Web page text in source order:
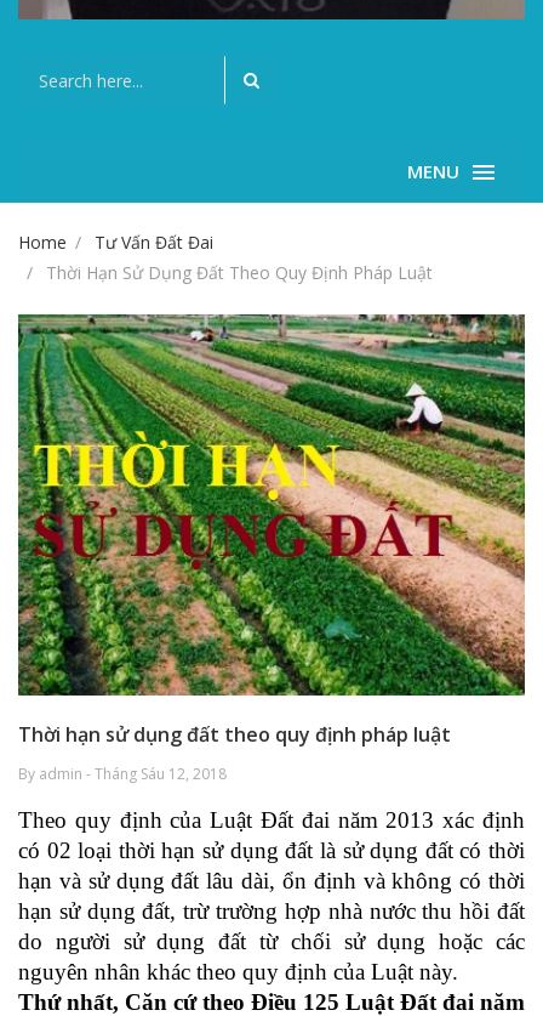
MENU
Home
Tư Vấn Đất Đai
Thời Hạn Sử Dụng Đất Theo Quy Định Pháp Luật
Thời hạn sử dụng đất theo quy định pháp luật
By admin - Tháng Sáu 12, 2018
Theo quy định của Luật Đất đai năm 2013 xác định
có 02 loại thời hạn sử dụng đất là sử dụng đất có thời
hạn và sử dụng đất lâu dài, ổn định và không có thời
hạn sử dụng đất, trừ trường hợp nhà nước thu hồi đất
do người sử dụng đất từ chối sử dụng hoặc các
nguyên nhân khác theo quy định của Luật này.
Thứ nhất, Căn cứ theo Điều 125 Luật Đất đai năm